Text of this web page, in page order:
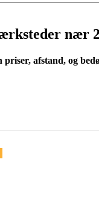
nær
afstand, og